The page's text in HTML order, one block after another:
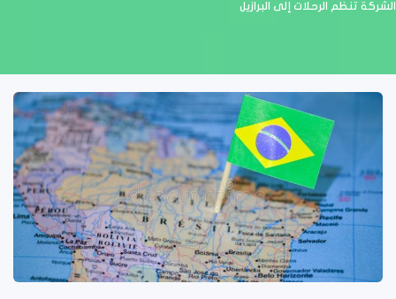
الشركة تنظم الرحلات إلى البرازيل